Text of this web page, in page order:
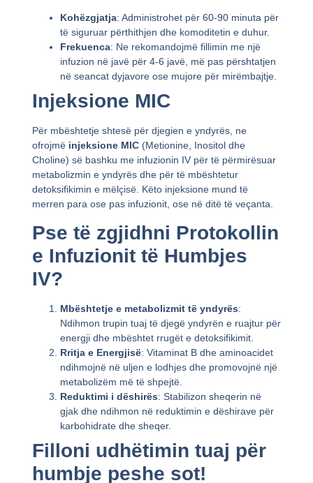
Kohëzgjatja: Administrohet për 60-90 minuta për
të siguruar përthithjen dhe komoditetin e duhur.
Frekuenca: Ne rekomandojmë fillimin me një
infuzion në javë për 4-6 javë, më pas përshtatjen
në seancat dyjavore ose mujore për mirëmbajtje.
Injeksione MIC
Për mbështetje shtesë për djegien e yndyrës, ne
ofrojmë injeksione MIC(Metionine, Inositol dhe
Choline) së bashku me infuzionin IV për të përmirësuar
metabolizmin e yndyrës dhe për të mbështetur
detoksifikimin e mëlçisë. Këto injeksione mund të
merren para ose pas infuzionit, ose në ditë të veçanta.
Pse të zgjidhni Protokollin
e Infuzionit të Humbjes
IV?
Mbështetje e metabolizmit të yndyrës:
Ndihmon trupin tuaj të djegë yndyrën e ruajtur për
energji dhe mbështet rrugët e detoksifikimit.
Rritja e Energjisë: Vitaminat B dhe aminoacidet
ndihmojnë në uljen e lodhjes dhe promovojnë një
metabolizëm më të shpejtë.
Reduktimi i dëshirës: Stabilizon sheqerin në
gjak dhe ndihmon në reduktimin e dëshirave për
karbohidrate dhe sheqer.
Filloni udhëtimin tuaj për
humbje peshe sot!